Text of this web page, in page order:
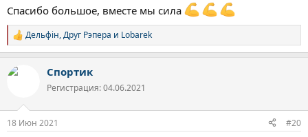
Спасибо большое, вместе мы сила
Р
е
к
Дельфін,Друг Рэпера и Lobarek
Спортик
Регистрация: 04.06.2021
18 Июн 2021 #20